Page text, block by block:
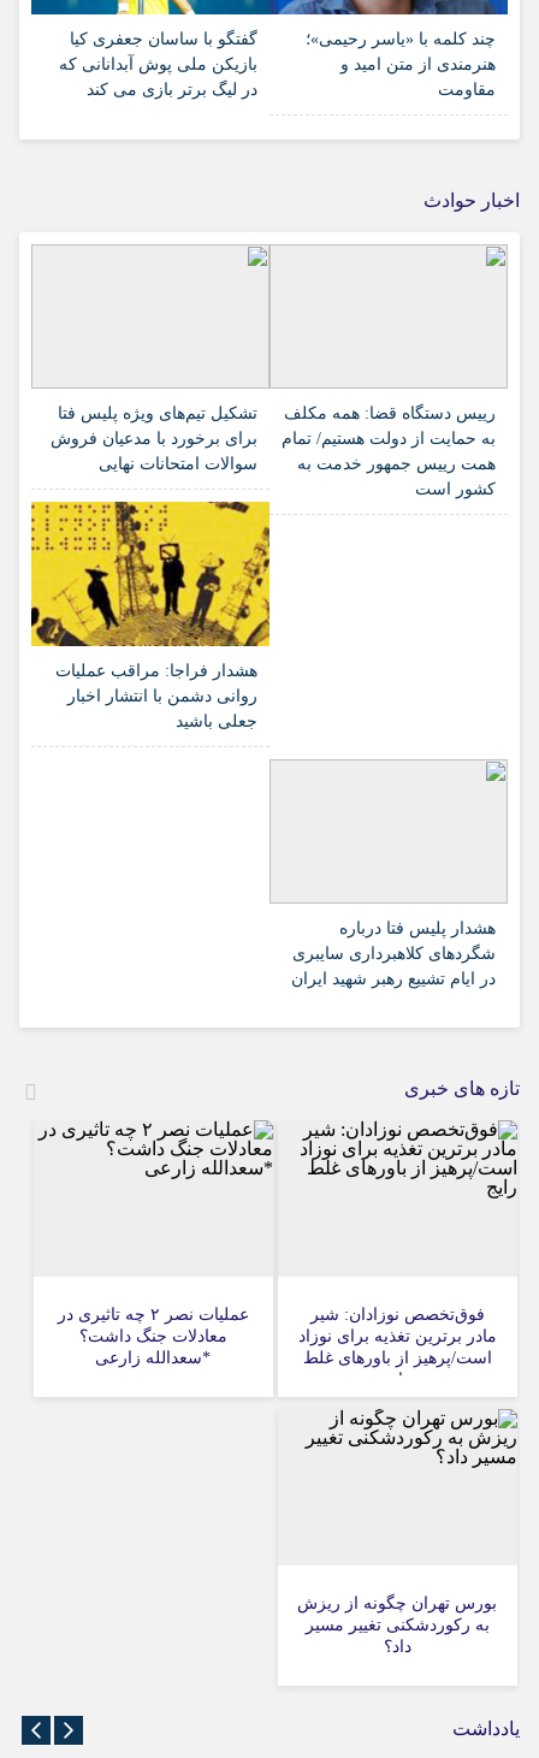
چند کلمه با «یاسر رحیمی»؛
هنرمندی از متن امید و
مقاومت
گفتگو با ساسان جعفری کیا
بازیکن ملی پوش آبدانانی که
در لیگ برتر بازی می کند
اخبار حوادث
رییس دستگاه قضا: همه مکلف
به حمایت از دولت هستیم/ تمام
همت رییس جمهور خدمت به
کشور است
تشکیل تیم‌های ویژه پلیس فتا
برای برخورد با مدعیان فروش
سوالات امتحانات نهایی
هشدار فراجا: مراقب عملیات
روانی دشمن با انتشار اخبار
جعلی باشید
هشدار پلیس فتا درباره
شگردهای کلاهبرداری سایبری
در ایام تشییع رهبر شهید ایران
تازه های خبری
فوق‌تخصص نوزادان: شیر
مادر برترین تغذیه برای نوزاد
است/پرهیز از باورهای غلط
رایج
عملیات نصر ۲ چه تاثیری در
معادلات جنگ داشت؟
*سعدالله زارعی
بورس تهران چگونه از ریزش
به رکوردشکنی تغییر مسیر
داد؟
یادداشت